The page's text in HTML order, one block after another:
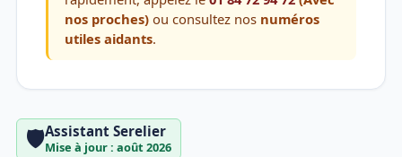
nos proches) ou consultez nos numéros
utiles aidants.
🛡️Assistant Serelier
Mise à jour : août 2026